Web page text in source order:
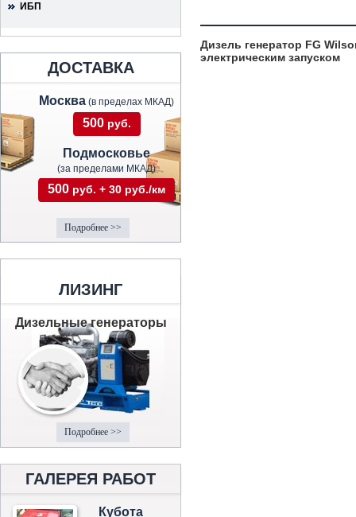
ИБП
ДОСТАВКА
Москва (в пределах МКАД)
500 руб.
Подмосковье
(за пределами МКАД)
500 руб. + 30 руб./км
Подробнее >>
ЛИЗИНГ
Дизельные генераторы
Подробнее >>
ГАЛЕРЕЯ РАБОТ
Кубота
Дизель генератор FG
электрическим запуском